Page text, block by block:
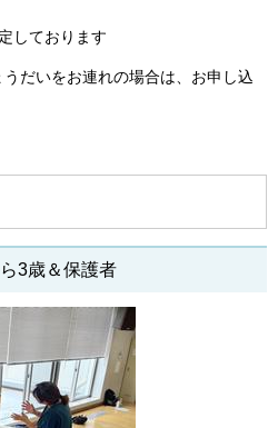
しております
だいをお連れの場合は、お申し込
3歳＆保護者